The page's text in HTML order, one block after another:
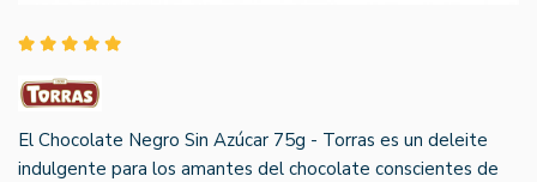
El Chocolate Negro Sin Azúcar 75g - Torras es un deleite
indulgente para los amantes del chocolate conscientes de